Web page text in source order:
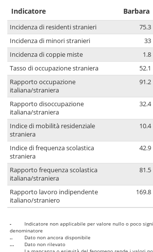
Indicatore Barbara
Incidenza di residenti stranieri 75.3
Incidenza di minori stranieri
33
Incidenza di coppie miste
1.8
Tasso di occupazione straniera
52.1
Rapporto occupazione
italiana/straniera
91.2
Rapporto disoccupazione
italiana/straniera
32.4
Indice di mobilità residenziale
straniera
10.4
Indice di frequenza scolastica
straniera
42.9
Rapporto frequenza scolastica
italiana/straniera
81.5
Rapporto lavoro indipendente
italiano/straniero
169.8
-
Indicatore non applicabile per valore nullo o poco
denominatore
..
Dato non ancora disponibile
...
Dato non rilevato